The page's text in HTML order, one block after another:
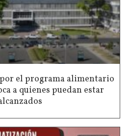
el programa alimentario
a quienes puedan estar